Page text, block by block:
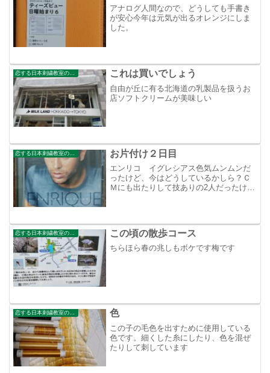
アナログ人間なので、どうしても手書き
が安心今年は元気が出るオレンジにしま
した。
恋する日本刺繍教室のブログ これは買いでしょう
自由が丘に有る北海道の乳製品を扱うお
店ソフトクリームが美味しい
お片付け２日目
エンリコ イグレシアス色気ムンムンだ
ったけど、今はどうしているかしら？Ｃ
Ｍにも出たりして技ありの2人だったけど
りましたので、この２日...
恋する日本刺繍教室のブログ この頃の散歩コース
ちらほら春の兆しもボケです梅です
恋する日本刺繍教室のブログ 色
この子の毛色を出すために使用している
色です。細くした糸にしたり、色を混ぜ
たりして刺しています